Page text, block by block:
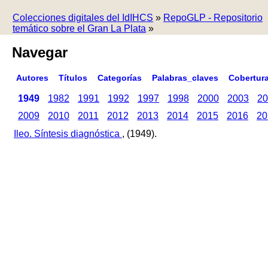
Colecciones digitales del IdIHCS » RepoGLP - Repositorio
temático sobre el Gran La Plata »
Navegar
Autores Títulos Categorías Palabras_claves
1949 1982 1991 1992 1997 1998 2000 2003
2009
2010 2011 2012 2013 2014 2015 2016
Ileo. Síntesis diagnóstica , (1949).